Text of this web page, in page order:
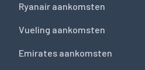
Ryanair aankomsten
Vueling aankomsten
Emirates aankomsten